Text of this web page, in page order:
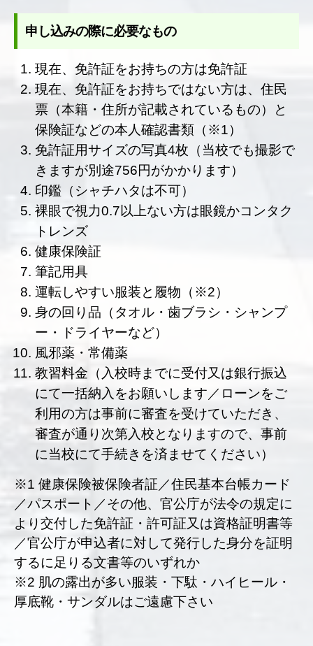
申し込みの際に必要なもの
現在、免許証をお持ちの方は免許証
現在、免許証をお持ちではない方は、住民
票（本籍・住所が記載されているもの）と
保険証などの本人確認書類（※1）
免許証用サイズの写真4枚（当校でも撮影で
きますが別途756円がかかります）
印鑑（シャチハタは不可）
裸眼で視力0.7以上ない方は眼鏡かコンタク
トレンズ
健康保険証
筆記用具
運転しやすい服装と履物（※2）
身の回り品（タオル・歯ブラシ・シャンプ
ー・ドライヤーなど）
風邪薬・常備薬
教習料金（入校時までに受付又は銀行振込
にて一括納入をお願いします／ローンをご
利用の方は事前に審査を受けていただき、
審査が通り次第入校となりますので、事前
に当校にて手続きを済ませてください）
※1 健康保険被保険者証／住民基本台帳カード
／パスポート／その他、官公庁が法令の規定に
より交付した免許証・許可証又は資格証明書等
／官公庁が申込者に対して発行した身分を証明
するに足りる文書等のいずれか
※2 肌の露出が多い服装・下駄・ハイヒール・
厚底靴・サンダルはご遠慮下さい